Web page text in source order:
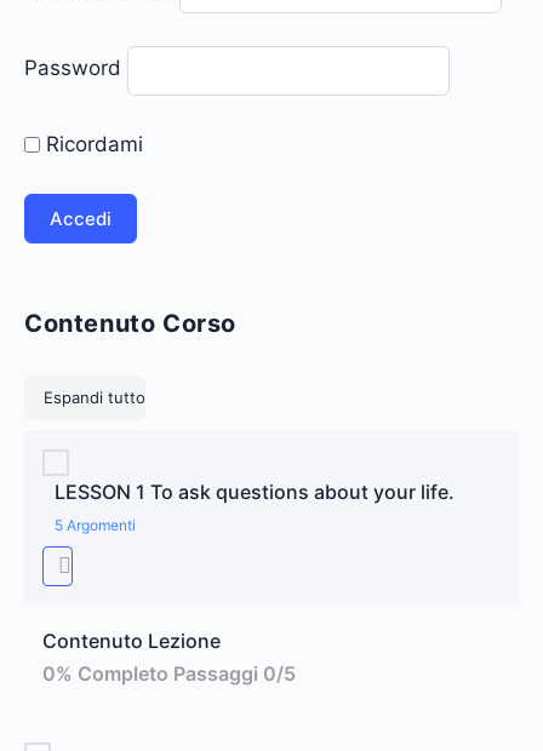
Password
Ricordami
Contenuto Corso
Espandi tutto
LESSON 1 To ask questions about your life.
5 Argomenti
Contenuto Lezione
0% Completo Passaggi 0/5